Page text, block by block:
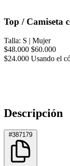
Top / Camiseta
Talla: S | Mujer
$48.000 $60.000
$24.000 Usando el
Descripción
#387179